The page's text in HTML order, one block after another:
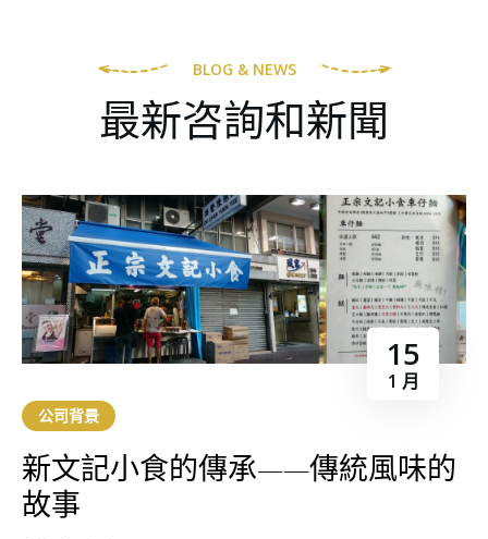
BLOG & NEWS
最新咨詢和新聞
15
1 月
公司背景
新文記小食的傳承——傳統風味的
故事​